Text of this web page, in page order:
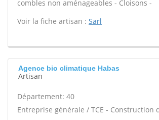
combles non aménageables - Cloisons -
Voir la fiche artisan : Sarl
Agence bio climatique Habas
Artisan
Département: 40
Entreprise générale / TCE - Construction